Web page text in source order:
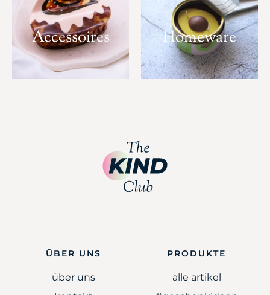
Accessoires Homeware
ÜBER UNS
über uns
PRODUKTE
alle artikel